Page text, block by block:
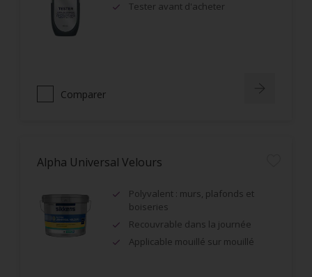
Tester avant d'acheter
Comparer
Alpha Universal Velours
Polyvalent : murs, plafonds et
boiseries
Recouvrable dans la journée
Applicable mouillé sur mouillé